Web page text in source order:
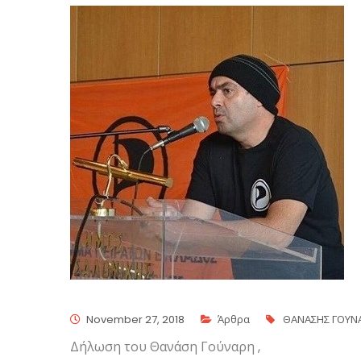
November 27, 2018 Άρθρα ΘΑΝΑΣΗΣ
Δήλωση του Θανάση Γούναρη ,